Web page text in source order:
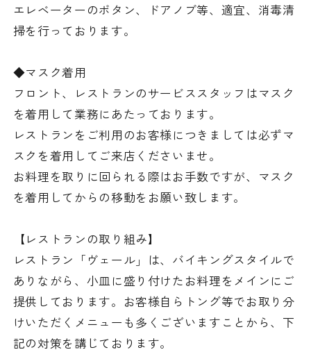
エレベーターのボタン、ドアノブ等、適宜、消毒清
掃を行っております。
◆マスク着用
フロント、レストランのサービススタッフはマスク
を着用して業務にあたっております。
レストランをご利用のお客様につきましては必ずマ
スクを着用してご来店くださいませ。
お料理を取りに回られる際はお手数ですが、マスク
を着用してからの移動をお願い致します。
【レストランの取り組み】
レストラン「ヴェール」は、バイキングスタイルで
ありながら、小皿に盛り付けたお料理をメインにご
提供しております。お客様自らトング等でお取り分
けいただくメニューも多くございますことから、下
記の対策を講じております。